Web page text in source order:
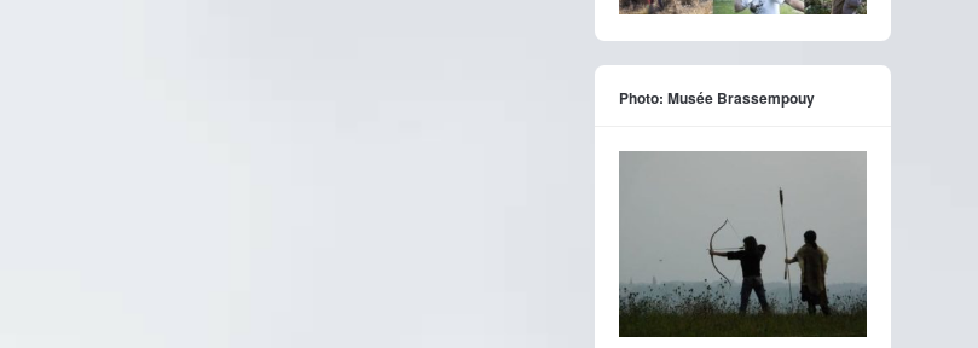
Photo: Musée Brassempouy